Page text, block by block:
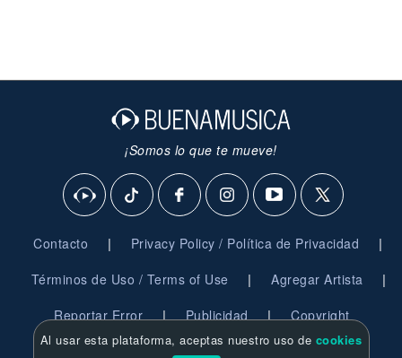
¡Somos lo que te mueve!
Contacto | Privacy Policy / Política de Privacidad |
Términos de Uso / Terms of Use | Agregar Artista |
Reportar Error | Publicidad | Copyright
Al usar esta plataforma, aceptas nuestro uso de cookies